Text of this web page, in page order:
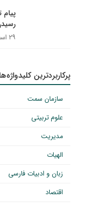
۲۹ اسفند ۱۳۹۸
پرکاربردترین کلیدواژه‌ها
سازمان سمت
علوم تربیتی
مدیریت
الهیات
زبان و ادبیات فارسی
اقتصاد